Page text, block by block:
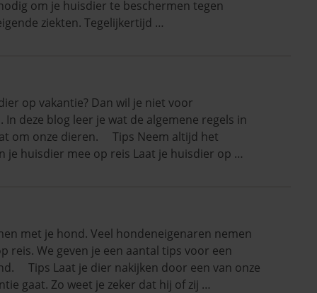
om je huisdier te beschermen tegen
ziekten. Tegelijkertijd …
op vakantie? Dan wil je niet voor
deze blog leer je wat de algemene regels in
om onze dieren. Tips Neem altijd het
je huisdier mee op reis Laat je huisdier op …
met je hond. Veel hondeneigenaren nemen
reis. We geven je een aantal tips voor een
Tips Laat je dier nakijken door een van onze
gaat. Zo weet je zeker dat hij of zij …